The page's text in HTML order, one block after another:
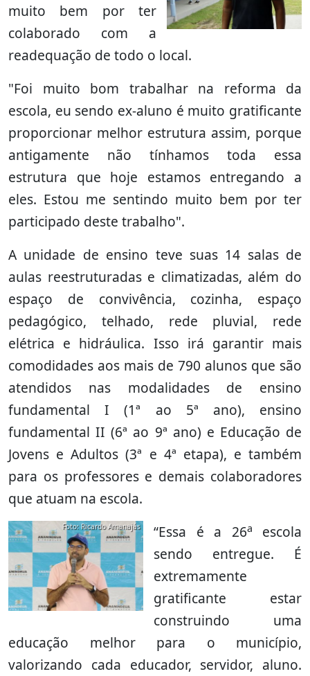
muito bem por ter
colaborado com a
readequação de todo o local.
"Foi muito bom trabalhar na reforma da
escola, eu sendo ex-aluno é muito gratificante
proporcionar melhor estrutura assim, porque
antigamente não tínhamos toda essa
estrutura que hoje estamos entregando a
eles. Estou me sentindo muito bem por ter
participado deste trabalho".
A unidade de ensino teve suas 14 salas de
aulas reestruturadas e climatizadas, além do
espaço de convivência, cozinha, espaço
pedagógico, telhado, rede pluvial, rede
elétrica e hidráulica. Isso irá garantir mais
comodidades aos mais de 790 alunos que são
atendidos nas modalidades de ensino
fundamental I (1ª ao 5ª ano), ensino
fundamental II (6ª ao 9ª ano) e Educação de
Jovens e Adultos (3ª e 4ª etapa), e também
para os professores e demais colaboradores
que atuam na escola.
Foto: Ricardo Amanajás “Essa é a 26a
escola
sendo entregue. É
extremamente
gratificante estar
construindo uma
educação melhor para o município,
valorizando cada educador, servidor, aluno.